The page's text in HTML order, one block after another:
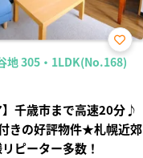
地 305・1LDK(No.168)
お気
に入
】千歳市まで高速20分♪
きの好評物件★札幌近郊
ピーター多数！